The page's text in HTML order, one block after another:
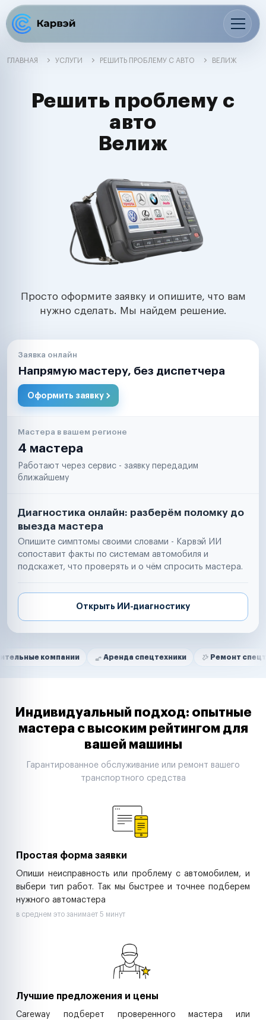
ГЛАВНАЯ УСЛУГИ РЕШИТЬ ПРОБЛЕМУ С АВТО ВЕЛИЖ
Решить проблему с
авто
Велиж
Просто оформите заявку и опишите, что вам
нужно сделать. Мы найдем решение.
Заявка онлайн
Напрямую мастеру, без диспетчера
Оформить заявку
Мастера в вашем регионе
4 мастера
Работают через сервис - заявку передадим
ближайшему
Диагностика онлайн: разберём поломку до
выезда мастера
Опишите симптомы своими словами - Карвэй ИИ
сопоставит факты по системам автомобиля и
подскажет, что проверять и о чём спросить мастера.
Открыть ИИ-диагностику
Нам доверяют
Аренда спецтехники Ремонт спецтехники
Маркетплейсы
Таксопарки
Автодилеры
Строительные компании
Аренда спецтехники
Индивидуальный подход: опытные
мастера с высоким рейтингом для
вашей машины
Гарантированное обслуживание или ремонт вашего
транспортного средства
Простая форма заявки
Опиши неисправность или проблему с автомобилем, и
выбери тип работ. Так мы быстрее и точнее подберем
нужного автомастера
в среднем это занимает 5 минут
Лучшие предложения и цены
Careway подберет проверенного мастера или